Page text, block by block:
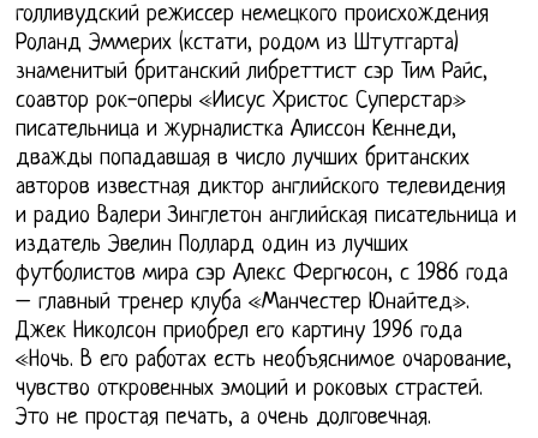
голливудский режиссер немецкого происхождения
Роланд Эммерих (кстати, родом из Штутгарта)
знаменитый британский либреттист сэр Тим Райс,
соавтор рок-оперы «Иисус Христос Суперстар»
писательница и журналистка Алиссон Кеннеди,
дважды попадавшая в число лучших британских
авторов известная диктор английского телевидения
и радио Валери Зинглетон английская писательница и
издатель Эвелин Поллард один из лучших
футболистов мира сэр Алекс Фергюсон, с 1986 года
– главный тренер клуба «Манчестер Юнайтед».
Джек Николсон приобрел его картину 1996 года
«Ночь. В его работах есть необъяснимое очарование,
чувство откровенных эмоций и роковых страстей.
Это не простая печать, а очень долговечная.